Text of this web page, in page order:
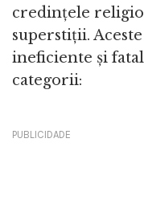
credințele
superstiții.
ineficiente și
categorii:
PUBLICIDADE